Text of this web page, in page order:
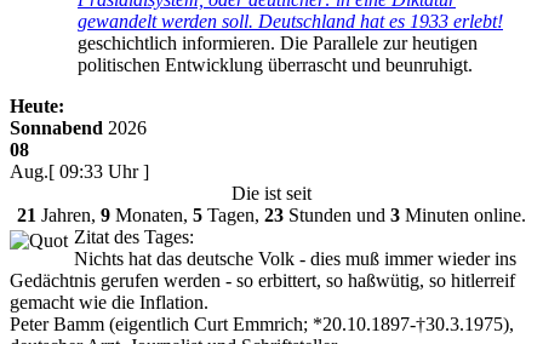
gewandelt werden soll. Deutschland hat es 1933 erlebt!
geschichtlich informieren. Die Parallele zur heutigen
politischen Entwicklung überrascht und beunruhigt.
Heute:
Sonnabend 2026
08
Aug.[ 09:33 Uhr ]
Die ist seit
21 Jahren, 9 Monaten, 5 Tagen, 23 Stunden und 3 Minuten online.
Zitat des Tages:
Nichts hat das deutsche Volk - dies muß immer wieder ins
Gedächtnis gerufen werden - so erbittert, so haßwütig, so hitlerreif
gemacht wie die Inflation.
Peter Bamm (eigentlich Curt Emmrich; *20.10.1897-†30.3.1975),